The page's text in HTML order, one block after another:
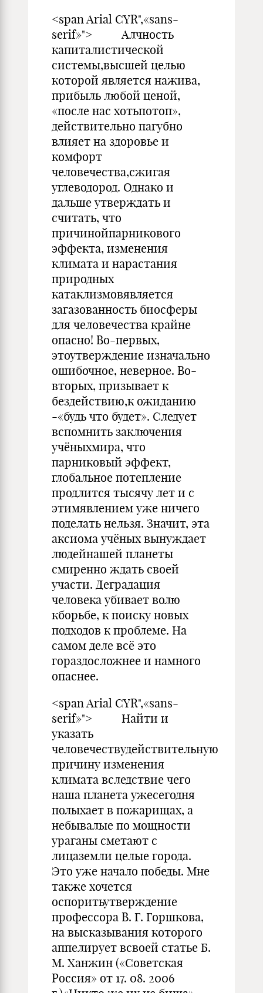
<span Arial CYR",«sans-
serif»"> Алчность
капиталистической
системы,высшей целью
которой является нажива,
прибыль любой ценой,
«после нас хотьпотоп»,
действительно пагубно
влияет на здоровье и
комфорт
человечества,сжигая
углеводород. Однако и
дальше утверждать и
считать, что
причинойпарникового
эффекта, изменения
климата и нарастания
природных
катаклизмовявляется
загазованность биосферы
для человечества крайне
опасно! Во-первых,
этоутверждение изначально
ошибочное, неверное. Во-
вторых, призывает к
бездействию,к ожиданию
-«будь что будет». Следует
вспомнить заключения
учёныхмира, что
парниковый эффект,
глобальное потепление
продлится тысячу лет и с
этимявлением уже ничего
поделать нельзя. Значит, эта
аксиома учёных вынуждает
людейнашей планеты
смиренно ждать своей
участи. Деградация
человека убивает волю
кборьбе, к поиску новых
подходов к проблеме. На
самом деле всё это
гораздосложнее и намного
опаснее.
<span Arial CYR",«sans-
serif»"> Найти и
указать
человечествудействительную
причину изменения
климата вследствие чего
наша планета ужесегодня
полыхает в пожарищах, а
небывалые по мощности
ураганы сметают с
лицаземли целые города.
Это уже начало победы. Мне
также хочется
оспоритьутверждение
профессора В. Г. Горшкова,
на высказывания которого
аппелирует всвоей статье Б.
М. Ханжин («Советская
Россия» от 17. 08. 2006